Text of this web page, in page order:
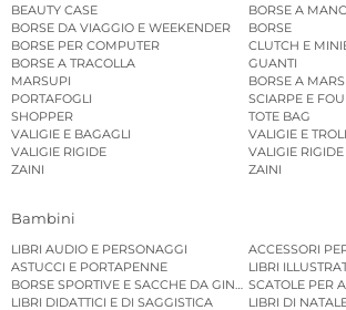
BEAUTY CASE
BORSE A
BORSE DA VIAGGIO E WEEKENDER
BORSE
BORSE PER COMPUTER
CLUTCH E
BORSE A TRACOLLA
GUANTI
MARSUPI
BORSE A
PORTAFOGLI
SCIARPE E
SHOPPER
TOTE BAG
VALIGIE E BAGAGLI
VALIGIE E
VALIGIE RIGIDE
VALIGIE RIGIDE
ZAINI
ZAINI
Bambini
LIBRI AUDIO E PERSONAGGI
ACCESSORI
ASTUCCI E PORTAPENNE
LIBRI
BORSE SPORTIVE E SACCHE DA GINNASTICASCATOLE PER
LIBRI DIDATTICI E DI SAGGISTICA
LIBRI DI